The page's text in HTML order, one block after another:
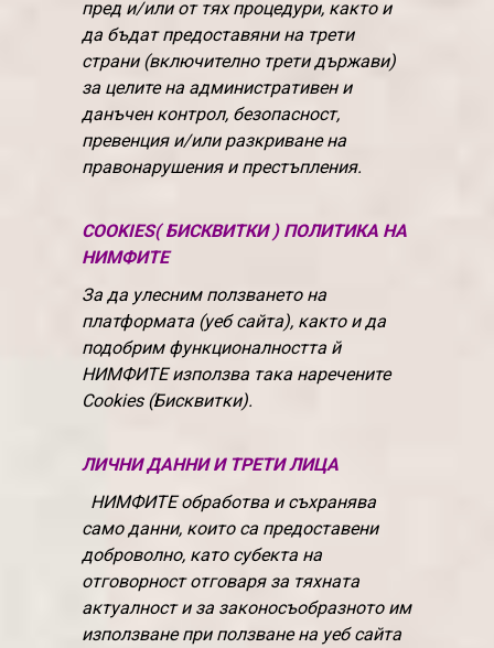
пред и/или от тях процедури, както и
да бъдат предоставяни на трети
страни (включително трети държави)
за целите на административен и
данъчен контрол, безопасност,
превенция и/или разкриване на
правонарушения и престъпления.
COOKIES( БИСКВИТКИ ) ПОЛИТИКА НА
НИМФИТЕ
За да улесним ползването на
платформата (уеб сайта), както и да
подобрим функционалността й
НИМФИТЕ използва така наречените
Cookies (Бисквитки).
ЛИЧНИ ДАННИ И ТРЕТИ ЛИЦА
НИМФИТЕ обработва и съхранява
само данни, които са предоставени
доброволно, като субекта на
отговорност отговаря за тяхната
актуалност и за законосъобразното им
използване при ползване на уеб сайта